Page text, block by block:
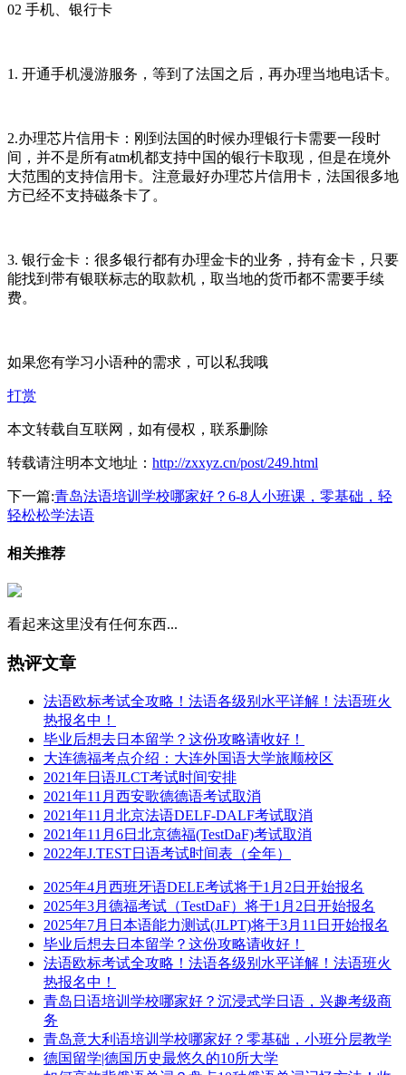
02 手机、银行卡
1. 开通手机漫游服务，等到了法国之后，再办理当地电话卡。
2.办理芯片信用卡：刚到法国的时候办理银行卡需要一段时
间，并不是所有atm机都支持中国的银行卡取现，但是在境外
大范围的支持信用卡。注意最好办理芯片信用卡，法国很多地
方已经不支持磁条卡了。
3. 银行金卡：很多银行都有办理金卡的业务，持有金卡，只要
能找到带有银联标志的取款机，取当地的货币都不需要手续
费。
如果您有学习小语种的需求，可以私我哦
打赏
本文转载自互联网，如有侵权，联系删除
转载请注明本文地址： http://zxxyz.cn/post/249.html
下一篇:青岛法语培训学校哪家好？6-8人小班课，零基础，轻
轻松松学法语
相关推荐
看起来这里没有任何东西...
热评文章
法语欧标考试全攻略！法语各级别水平详解！法语班火
热报名中！
毕业后想去日本留学？这份攻略请收好！
大连德福考点介绍：大连外国语大学旅顺校区
2021年日语JLCT考试时间安排
2021年11月西安歌德德语考试取消
2021年11月北京法语DELF-DALF考试取消
2021年11月6日北京德福(TestDaF)考试取消
2022年J.TEST日语考试时间表（全年）
2025年4月西班牙语DELE考试将于1月2日开始报名
2025年3月德福考试（TestDaF）将于1月2日开始报名
2025年7月日本语能力测试(JLPT)将于3月11日开始报名
毕业后想去日本留学？这份攻略请收好！
法语欧标考试全攻略！法语各级别水平详解！法语班火
热报名中！
青岛日语培训学校哪家好？沉浸式学日语，兴趣考级商
务
青岛意大利语培训学校哪家好？零基础，小班分层教学
德国留学|德国历史最悠久的10所大学